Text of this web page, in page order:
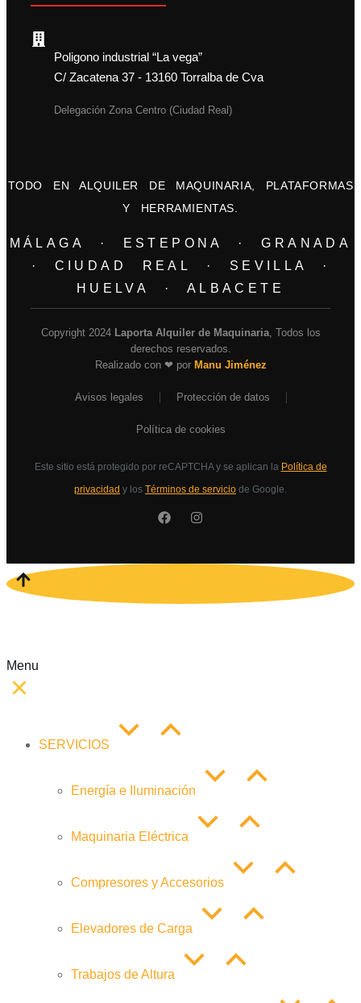
Poligono industrial “La vega”
C/ Zacatena 37 - 13160 Torralba de Cva
Delegación Zona Centro (Ciudad Real)
TODO EN ALQUILER DE MAQUINARIA, PLATAFORMAS
Y HERRAMIENTAS.
MÁLAGA · ESTEPONA · GRANADA
· CIUDAD REAL · SEVILLA ·
HUELVA · ALBACETE
Copyright 2024 Laporta Alquiler de Maquinaria, Todos los
derechos reservados.
Realizado con ❤ por Manu Jiménez
Avisos legales Protección de datos
Política de cookies
Este sitio está protegido por reCAPTCHA y se aplican la Política de
privacidad y los Términos de servicio de Google.
Menu
SERVICIOS
Energía e Iluminación
Maquinaria Eléctrica
Compresores y Accesorios
Elevadores de Carga
Trabajos de Altura